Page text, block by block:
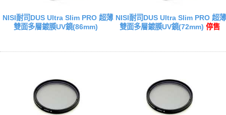
NISI耐司DUS Ultra Slim PRO 超薄
雙面多層鍍膜UV鏡(86mm)
NISI耐司DUS Ultra Slim PRO 超薄
雙面多層鍍膜UV鏡(72mm) 停售